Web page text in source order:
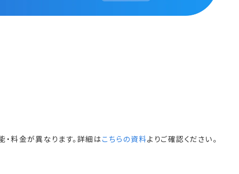
・料金が異なります。詳細はこちらの資料よりご確認ください。